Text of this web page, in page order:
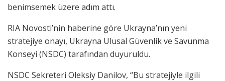
benimsemek üzere adım attı.
RIA Novosti’nin haberine göre Ukrayna’nın yeni
stratejiye onayı, Ukrayna Ulusal Güvenlik ve Savunma
Konseyi (NSDC) tarafından duyuruldu.
NSDC Sekreteri Oleksiy Danilov, “Bu stratejiyle ilgili